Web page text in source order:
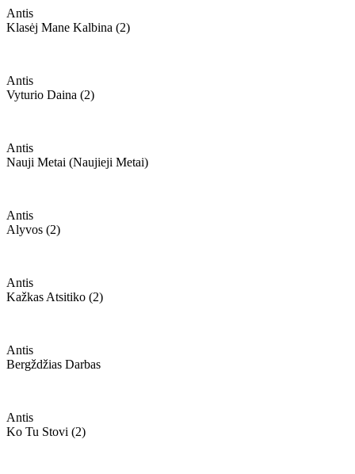
Antis
Klasėj Mane Kalbina (2)
Antis
Vyturio Daina (2)
Antis
Nauji Metai (naujieji Metai)
Antis
Alyvos (2)
Antis
Kažkas Atsitiko (2)
Antis
Bergždžias Darbas
Antis
Ko Tu Stovi (2)